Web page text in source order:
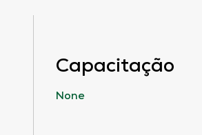
Capacitação
None